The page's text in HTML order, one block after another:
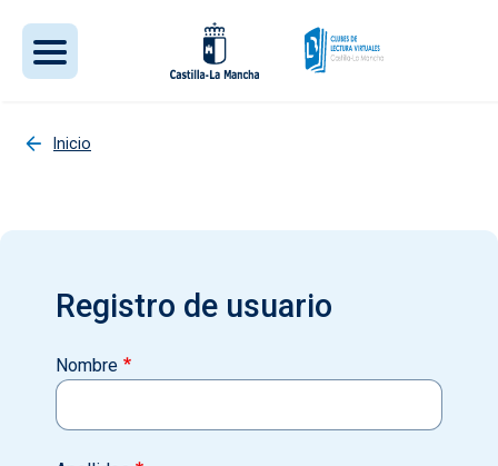
Inicio
Registro de usuario
Nombre